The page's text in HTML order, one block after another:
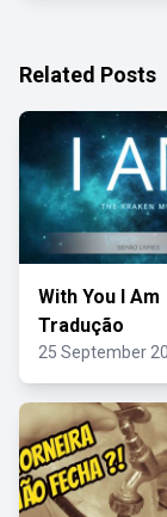
Related Posts
With You I Am
Tradução
25 September